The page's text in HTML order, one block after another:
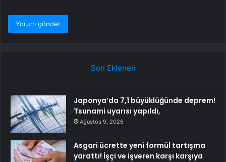
Son Eklenen
Japonya’da 7,1 büyüklüğünde deprem!
Tsunami uyarısı yapıldı,
Ağustos 9, 2026
Asgari ücrette yeni formül tartışma
yarattı! İşçi ve işveren karşı karşıya